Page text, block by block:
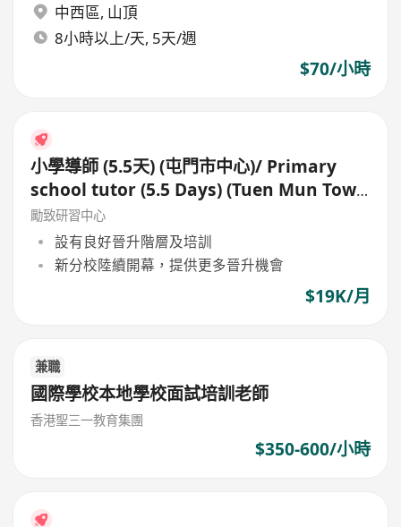
中西區, 山頂
8小時以上/天, 5天/週
$70/小時
小學導師 (5.5天) (屯門市中心)/ Primary
school tutor (5.5 Days) (Tuen Mun Town
Centre)
勵致研習中心
設有良好晉升階層及培訓
新分校陸續開幕，提供更多晉升機會
$19K/月
兼職
國際學校本地學校面試培訓老師
香港聖三一教育集團
$350-600/小時